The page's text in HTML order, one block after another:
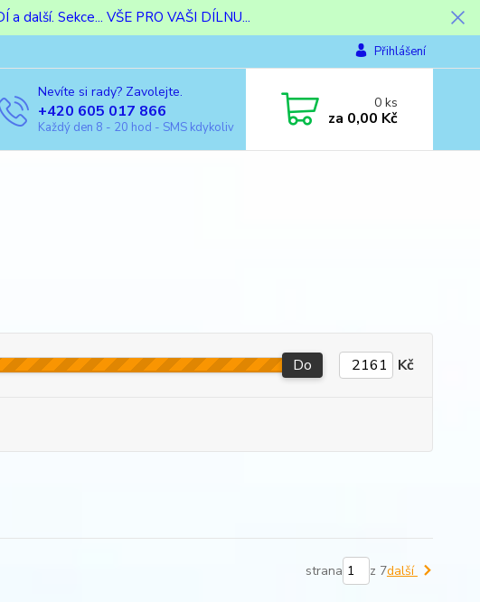
další. Sekce... VŠE PRO VAŠI DÍLNU...
Přihlášení
Nevíte si rady? Zavolejte.
+420 605 017 866
Každý den 8 - 20 hod - SMS kdykoliv
0ks
za 0,00 Kč
Do Kč
strana z 7další